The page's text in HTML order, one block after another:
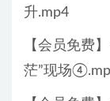
升.mp4
【会员免费
茫”现场